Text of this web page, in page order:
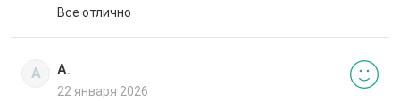
Все отлично
А А.
22 января 2026